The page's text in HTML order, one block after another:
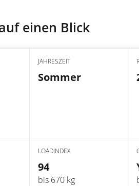
einen Blick
JAHRESZEIT
Sommer
LOADINDEX
94
bis 670 kg